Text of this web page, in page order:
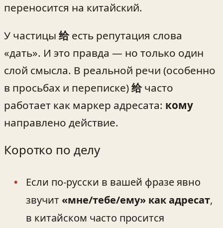
переносится на китайский.
У частицы 给есть репутация слова
«дать». И это правда — но только один
слой смысла. В реальной речи (особенно
в просьбах и переписке)给часто
работает как маркер адресата: кому
направлено действие.
Коротко по делу
Если по-русски в вашей фразе явно
звучит «мне/тебе/ему» как адресат,
в китайском часто просится